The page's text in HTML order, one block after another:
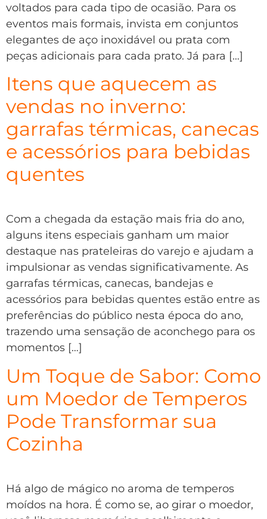
voltados para cada tipo de ocasião. Para os
eventos mais formais, invista em conjuntos
elegantes de aço inoxidável ou prata com
peças adicionais para cada prato. Já para […]
Itens que aquecem as
vendas no inverno:
garrafas térmicas, canecas
e acessórios para bebidas
quentes
Com a chegada da estação mais fria do ano,
alguns itens especiais ganham um maior
destaque nas prateleiras do varejo e ajudam a
impulsionar as vendas significativamente. As
garrafas térmicas, canecas, bandejas e
acessórios para bebidas quentes estão entre as
preferências do público nesta época do ano,
trazendo uma sensação de aconchego para os
momentos […]
Um Toque de Sabor: Como
um Moedor de Temperos
Pode Transformar sua
Cozinha
Há algo de mágico no aroma de temperos
moídos na hora. É como se, ao girar o moedor,